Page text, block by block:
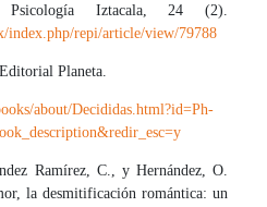
Psicología Iztacala, 24 (2).
index.php/repi/article/view/79788
Planeta.
about/Decididas.html?id=Ph-
Ramírez, C., y Hernández, O.
la desmitificación romántica: un